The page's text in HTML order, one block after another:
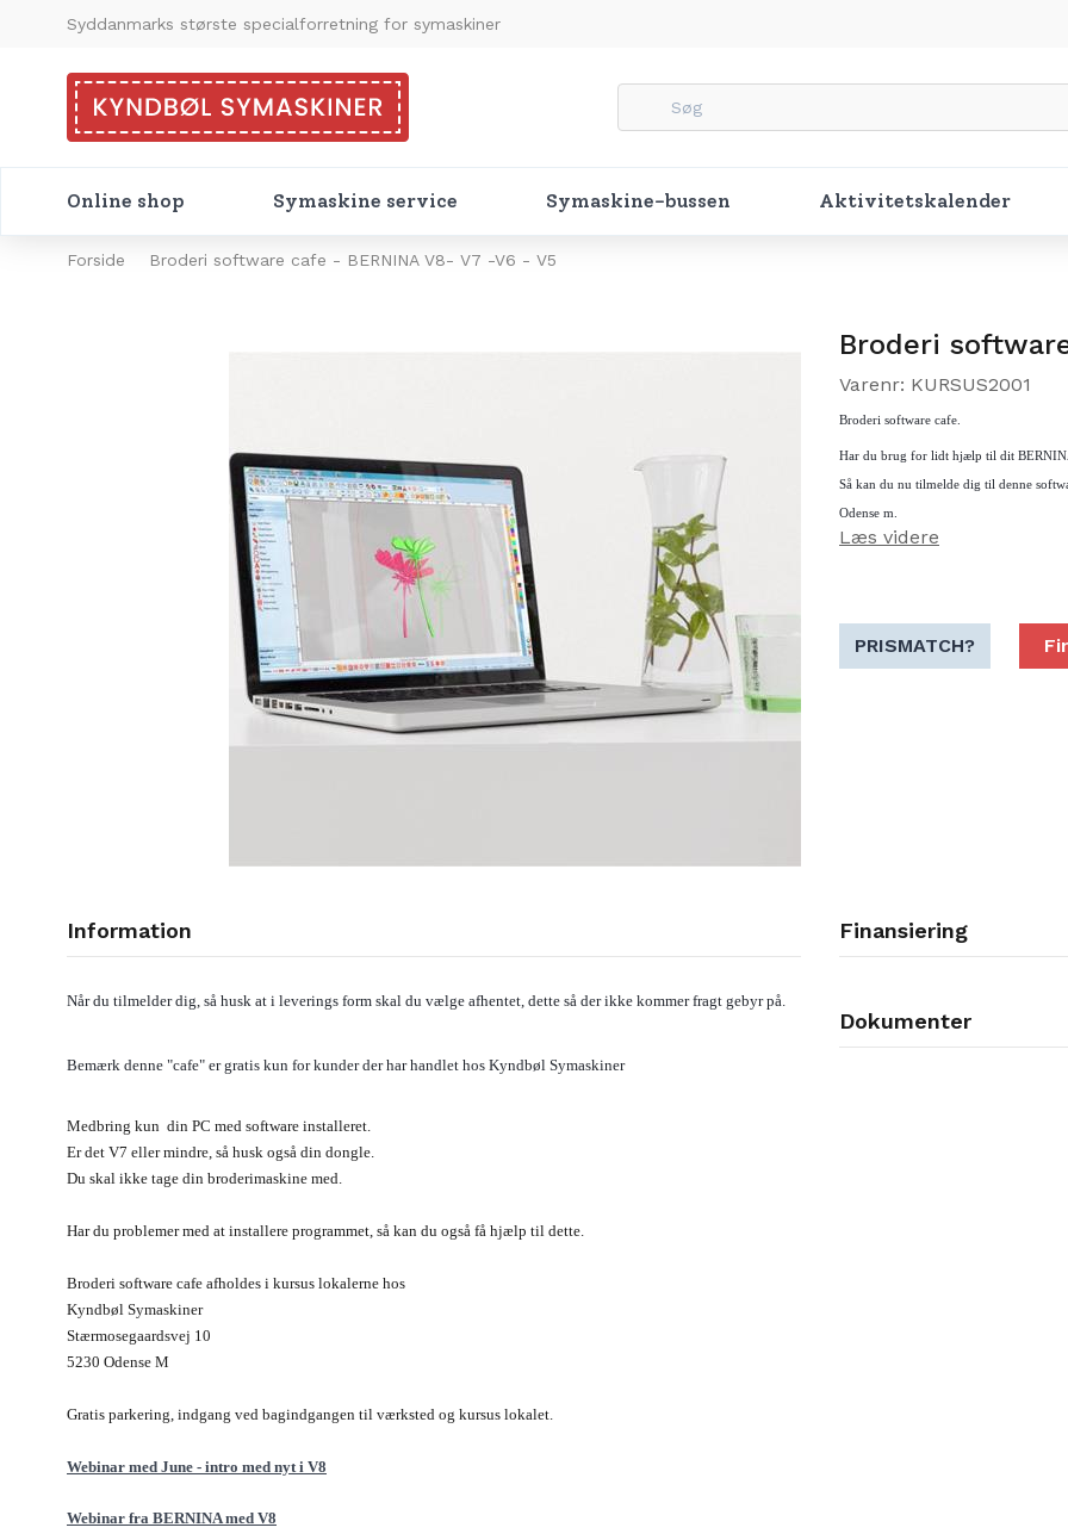
Syddanmarks største specialforretning for symaskiner
Online shop Symaskine service Symaskine-bussen Aktivitetskalender
Forside Broderi software cafe - BERNINA V8- V7 -V6 - V5
Broderi
Varenr: KURSUS2001
Broderi software cafe.
Har du brug for lidt hjælp til dit
Så kan du nu tilmelde dig til denne
Odense m.
Onsdag d 30-1-2019 kl 16:00-18:00
Onsdag d 25-9-2019 kl 16:00-18:00
Tag dit igangværende projekt
Der vil også komme rigtige
Læs videre
PRISMATCH?
Information
Når du tilmelder dig, så husk at i leverings form skal du vælge afhentet, dette så der ikke kommer fragt gebyr på.
Bemærk denne "cafe" er gratis kun for kunder der har handlet hos Kyndbøl Symaskiner
Medbring kun din PC med software installeret.
Er det V7 eller mindre, så husk også din dongle.
Du skal ikke tage din broderimaskine med.
Har du problemer med at installere programmet, så kan du også få hjælp til dette.
Broderi software cafe afholdes i kursus lokalerne hos
Kyndbøl Symaskiner
Stærmosegaardsvej 10
5230 Odense M
Gratis parkering, indgang ved bagindgangen til værksted og kursus lokalet.
Webinar med June - intro med nyt i V8
Webinar fra BERNINA med V8
Finansiering
Dokumenter